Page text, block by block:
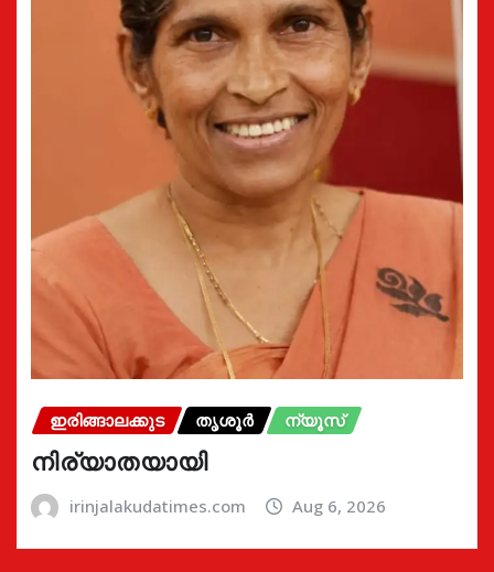
ഇരിങ്ങാലക്കുട തൃശൂർ ന്യൂസ്
നിര്യാതയായി
irinjalakudatimes.com Aug 6, 2026